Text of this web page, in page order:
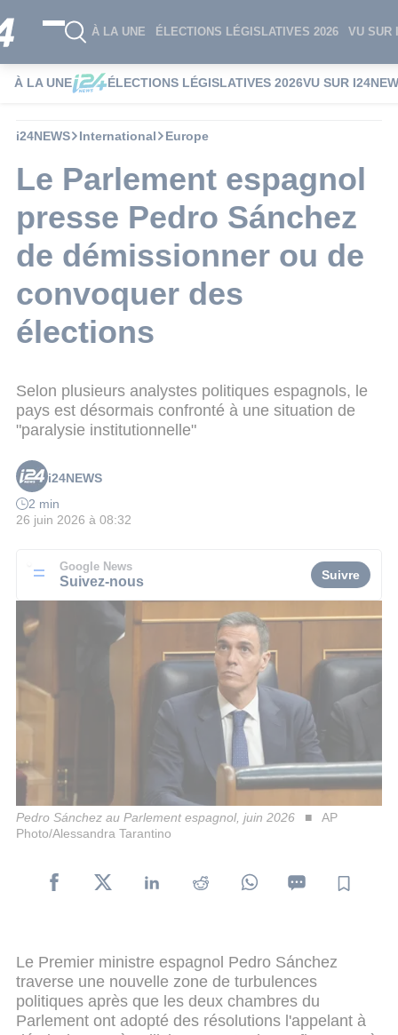
À LA UNE ÉLECTIONS LÉGISLATIVES 2026 VU SUR
À LA UNE ÉLECTIONS LÉGISLATIVES 2026VU SUR
i24NEWS International Europe
Le Parlement espagnol
presse Pedro Sánchez
de démissionner ou de
convoquer des
élections
Selon plusieurs analystes politiques espagnols, le
pays est désormais confronté à une situation de
"paralysie institutionnelle"
i24NEWS
2 min
26 juin 2026 à 08:32
Google News
Suivez-nous Suivre
Pedro Sánchez au Parlement espagnol, juin 2026
AP
Photo/Alessandra Tarantino
Le Premier ministre espagnol Pedro Sánchez
traverse une nouvelle zone de turbulences
politiques après que les deux chambres du
Parlement ont adopté des résolutions l'appelant à